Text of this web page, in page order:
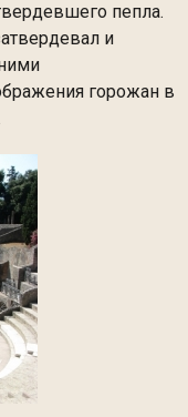
пепла.
и
горожан в